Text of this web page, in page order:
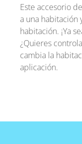
Este accesorio
a una habitación
habitación. ¡Ya
¿Quieres
cambia la
aplicación.